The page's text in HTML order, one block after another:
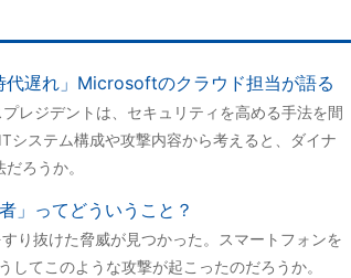
代遅れ」Microsoftのクラウド担当が語る
レジデントは、セキュリティを高める手法を間
システム構成や攻撃内容から考えると、ダイナ
ろうか。
」ってどういうこと？
り抜けた脅威が見つかった。スマートフォンを
てこのような攻撃が起こったのだろうか。